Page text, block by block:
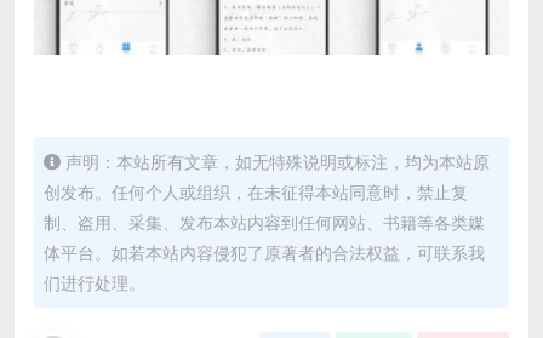
声明：本站所有文章，如无特殊说明或标注，均为本站原
创发布。任何个人或组织，在未征得本站同意时，禁止复
制、盗用、采集、发布本站内容到任何网站、书籍等各类媒
体平台。如若本站内容侵犯了原著者的合法权益，可联系我
们进行处理。